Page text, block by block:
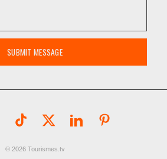
SUBMIT MESSAGE
© 2026 Tourismes.tv